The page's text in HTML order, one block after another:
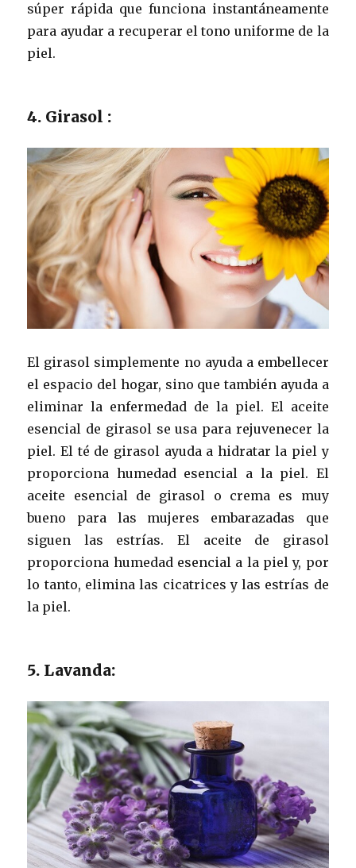
súper rápida que funciona instantáneamente
para ayudar a recuperar el tono uniforme de la
piel.
4. Girasol :
El girasol simplemente no ayuda a embellecer
el espacio del hogar, sino que también ayuda a
eliminar la enfermedad de la piel. El aceite
esencial de girasol se usa para rejuvenecer la
piel. El té de girasol ayuda a hidratar la piel y
proporciona humedad esencial a la piel. El
aceite esencial de girasol o crema es muy
bueno para las mujeres embarazadas que
siguen las estrías. El aceite de girasol
proporciona humedad esencial a la piel y, por
lo tanto, elimina las cicatrices y las estrías de
la piel.
5. Lavanda: